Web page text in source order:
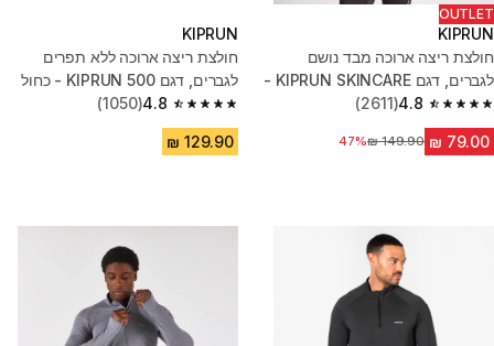
OUTLET
KIPRUN
חולצת ריצה ארוכה מבד נושם
לגברים, דגם KIPRUN SKINCARE -
אפור
4.8
4.8 out of 5 stars from 2611 reviews
(2611)
מחיר לפני הנחה‏149.90 ₪
47%
KIPRUN
חולצת ריצה ארוכה ללא תפרים
לגברים, דגם KIPRUN 500 - כחול
4.8
4.8 out of 5 stars from 1050 reviews
(1050)